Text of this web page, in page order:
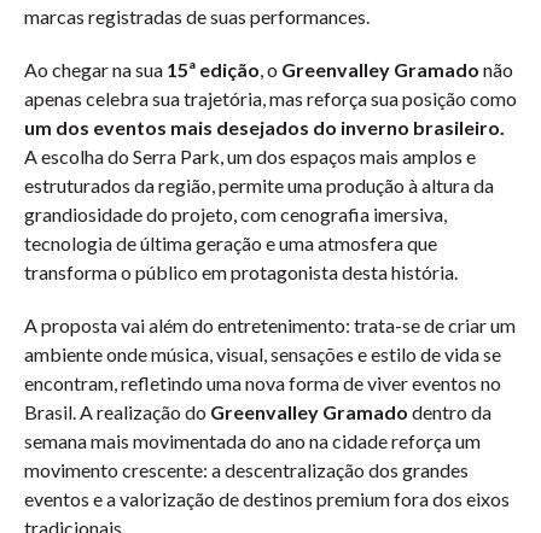
marcas registradas de suas performances.
Ao chegar na sua 15ª edição, o Greenvalley Gramado não
apenas celebra sua trajetória, mas reforça sua posição como
um dos eventos mais desejados do inverno brasileiro.
A escolha do Serra Park, um dos espaços mais amplos e
estruturados da região, permite uma produção à altura da
grandiosidade do projeto, com cenografia imersiva,
tecnologia de última geração e uma atmosfera que
transforma o público em protagonista desta história.
A proposta vai além do entretenimento: trata-se de criar um
ambiente onde música, visual, sensações e estilo de vida se
encontram, refletindo uma nova forma de viver eventos no
Brasil. A realização do Greenvalley Gramado dentro da
semana mais movimentada do ano na cidade reforça um
movimento crescente: a descentralização dos grandes
eventos e a valorização de destinos premium fora dos eixos
tradicionais.